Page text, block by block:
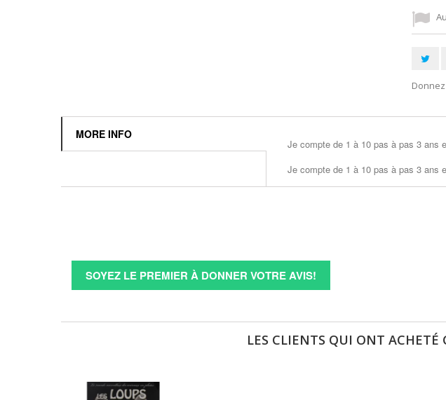
MORE INFO
Je compte de 1 à 10 pas à pas 3 ans
Je compte de 1 à 10 pas à pas 3 ans
SOYEZ LE PREMIER À DONNER VOTRE AVIS!
LES CLIENTS QUI ONT ACHETÉ